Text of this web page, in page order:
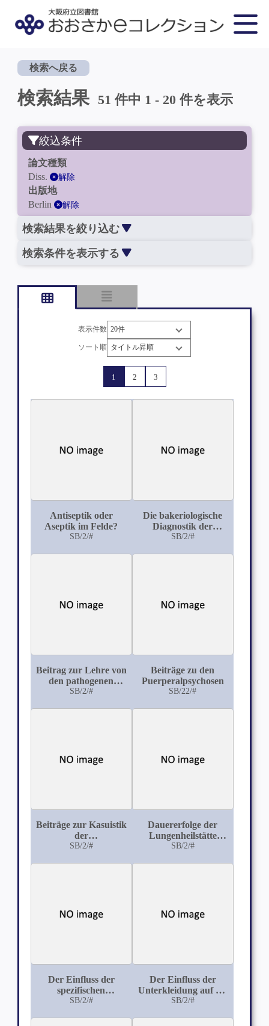
検索へ戻る
検索結果 51 件中 1 - 20 件を表示
絞込条件
論文種類
Diss.
解除
出版地
Berlin
解除
検索結果を絞り込む
検索条件を表示する
表示件数
ソート順
1 2 3
Antiseptik oder
Aseptik im Felde?
SB/2/#
Die bakeriologische
Diagnostik der
infektiösen Colitiden
SB/2/#
Beitrag zur Lehre von
den pathogenen
Eigenschaften des
SB/2/#
Beiträge zu den
Puerperalpsychosen
SB/22/#
Beiträge zur Kasuistik
der
Streptokokkeninfektion
SB/2/#
Dauererfolge der
Lungenheilstätte
Kottbus bei Kolkwitz
Landesversicherungsanstalt
SB/2/#
Der Einfluss der
spezifischen
Behandlung auf die
SB/2/#
Der Einfluss der
Unterkleidung auf die
Wärmeregulation,
SB/2/#